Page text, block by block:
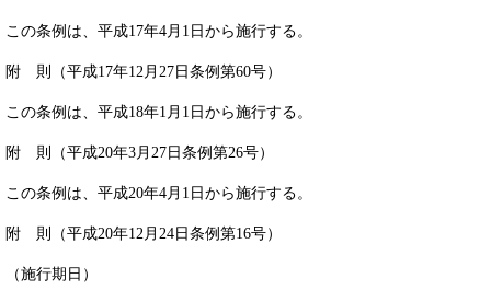
この条例は、平成17年4月1日から施行する。
附 則（平成17年12月27日条例第60号）
この条例は、平成18年1月1日から施行する。
附 則（平成20年3月27日条例第26号）
この条例は、平成20年4月1日から施行する。
附 則（平成20年12月24日条例第16号）
（施行期日）